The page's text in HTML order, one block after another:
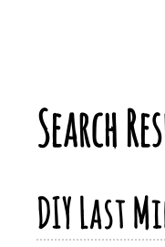
Search
DIY Last